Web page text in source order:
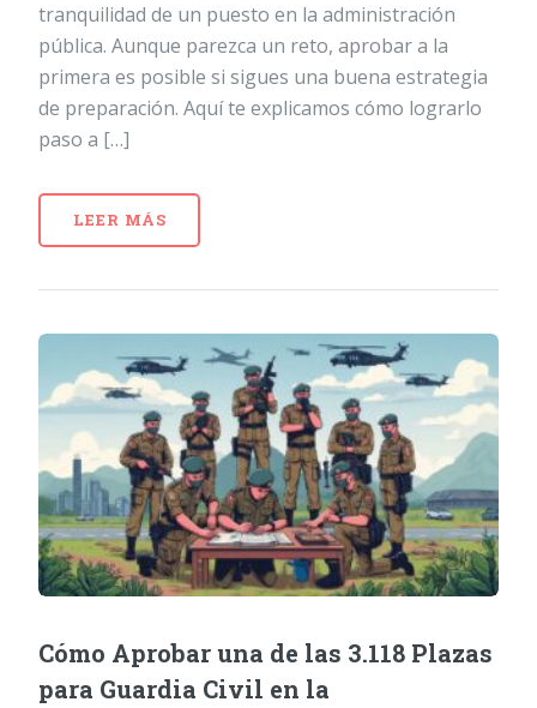
tranquilidad de un puesto en la administración
pública. Aunque parezca un reto, aprobar a la
primera es posible si sigues una buena estrategia
de preparación. Aquí te explicamos cómo lograrlo
paso a […]
LEER MÁS
Cómo Aprobar una de las 3.118 Plazas
para Guardia Civil en la